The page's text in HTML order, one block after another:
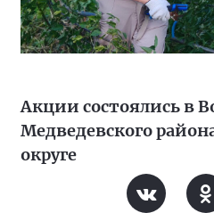
Акции состоялись в
Медведевского
округе